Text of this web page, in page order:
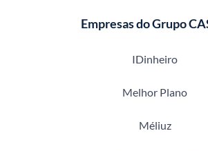
Empresas do Grupo
IDinheiro
Melhor Plano
Méliuz